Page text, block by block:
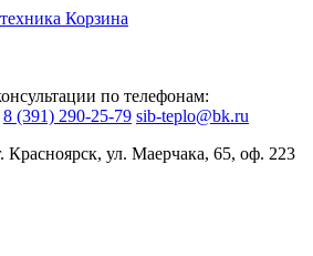
Корзина
по телефонам:
8 (391) 290-25-79 sib-teplo@bk.ru
Красноярск, ул. Маерчака, 65, оф. 223